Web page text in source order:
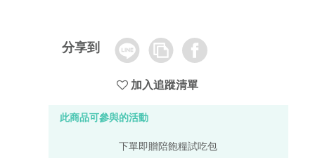
分享到 Line
Copy
Link
Facebook
加入追蹤清單
此商品可參與的活動
下單即贈陪飽糧試吃包